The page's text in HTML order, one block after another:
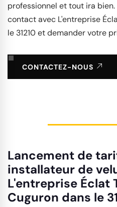
professionnel et tout ira bien.
contact avec L'entreprise
le 31210 et demander votre
CONTACTEZ-NOUS
Lancement de
installateur de
L'entreprise Éclat
Cuguron dans le